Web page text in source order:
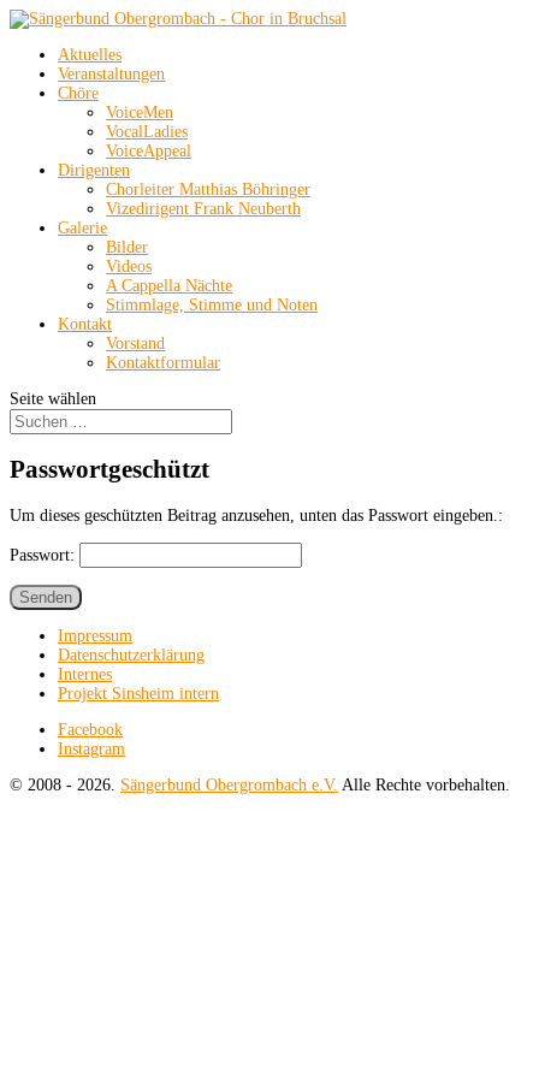
Aktuelles
Veranstaltungen
Chöre
VoiceMen
VocalLadies
VoiceAppeal
Dirigenten
Chorleiter Matthias Böhringer
Vizedirigent Frank Neuberth
Galerie
Bilder
Videos
A Cappella Nächte
Stimmlage, Stimme und Noten
Kontakt
Vorstand
Kontaktformular
Seite wählen
Passwortgeschützt
Um dieses geschützten Beitrag anzusehen, unten das Passwort eingeben.:
Passwort:
Senden
Impressum
Datenschutzerklärung
Internes
Projekt Sinsheim intern
Facebook
Instagram
© 2008 - 2026. Sängerbund Obergrombach e.V. Alle Rechte vorbehalten.